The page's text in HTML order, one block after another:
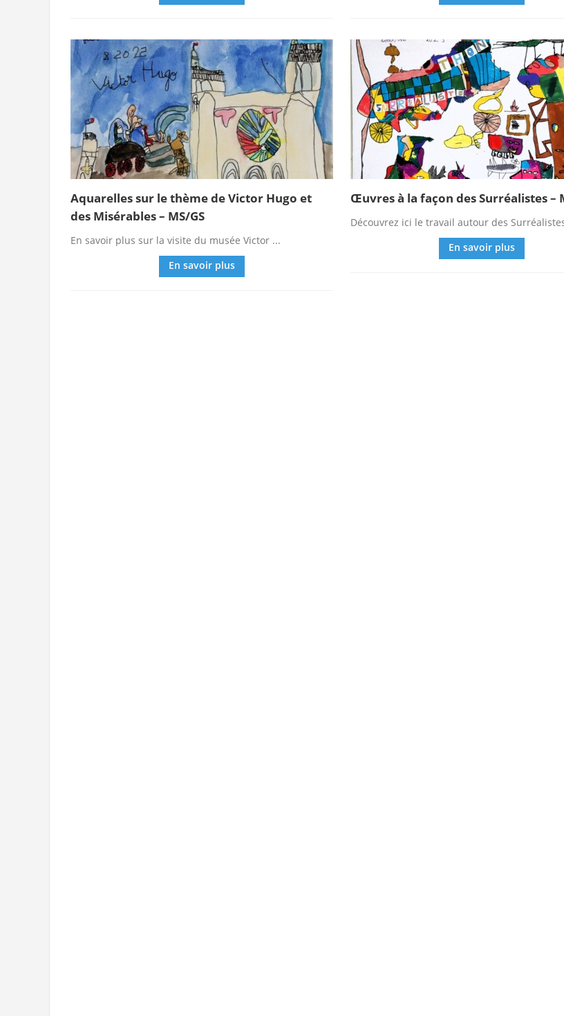
Aquarelles sur le thème de Victor Hugo et
des Misérables – MS/GS
En savoir plus sur la visite du musée Victor ...
En savoir plus
Œuvres à la façon des Surréalistes –
Découvrez ici le travail autour des
En savoir plus